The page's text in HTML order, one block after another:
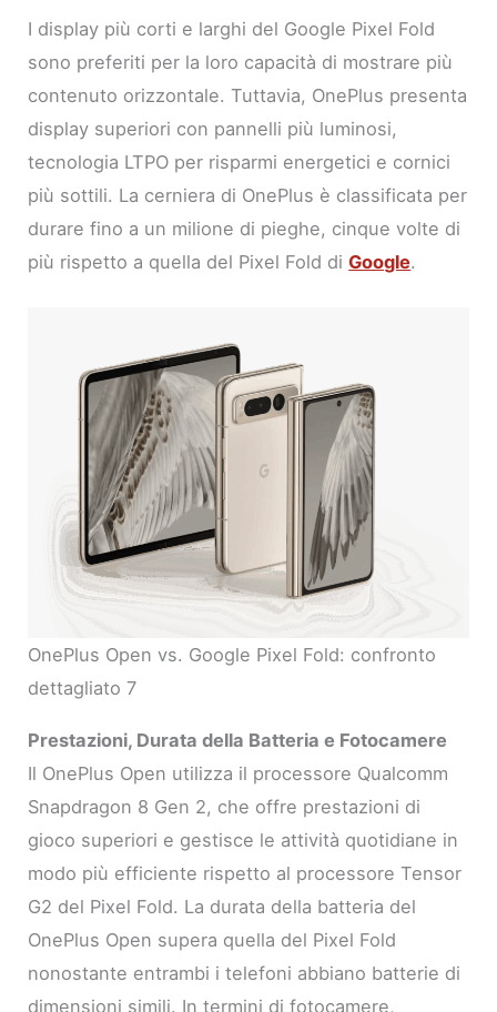
I display più corti e larghi del Google Pixel Fold
sono preferiti per la loro capacità di mostrare più
contenuto orizzontale. Tuttavia, OnePlus presenta
display superiori con pannelli più luminosi,
tecnologia LTPO per risparmi energetici e cornici
più sottili. La cerniera di OnePlus è classificata per
durare fino a un milione di pieghe, cinque volte di
più rispetto a quella del Pixel Fold diGoogle.
OnePlus Open vs. Google Pixel Fold: confronto
dettagliato 7
Prestazioni, Durata della Batteria e Fotocamere
Il OnePlus Open utilizza il processore Qualcomm
Snapdragon 8 Gen 2, che offre prestazioni di
gioco superiori e gestisce le attività quotidiane in
modo più efficiente rispetto al processore Tensor
G2 del Pixel Fold. La durata della batteria del
OnePlus Open supera quella del Pixel Fold
nonostante entrambi i telefoni abbiano batterie di
dimensioni simili. In termini di fotocamere,